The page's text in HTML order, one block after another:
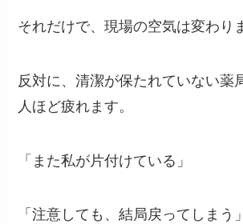
それだけで、現場の空気は変わり
反対に、清潔が保たれていない薬
人ほど疲れます。
「また私が片付けている」
「注意しても、結局戻ってしまう」